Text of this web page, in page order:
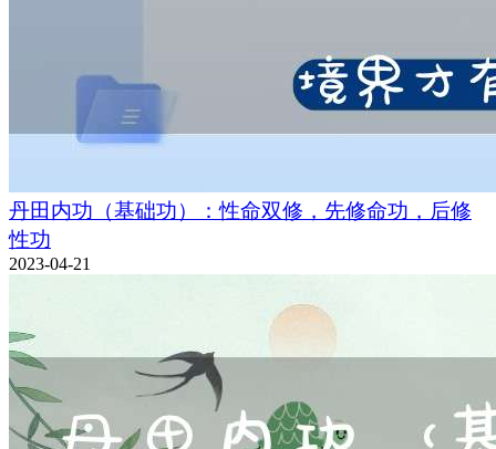
丹田内功（基础功）：性命双修，先修命功，后修
性功
2023-04-21